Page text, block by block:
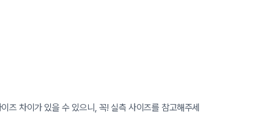
즈 차이가 있을 수 있으니, 꼭! 실측 사이즈를 참고해주세